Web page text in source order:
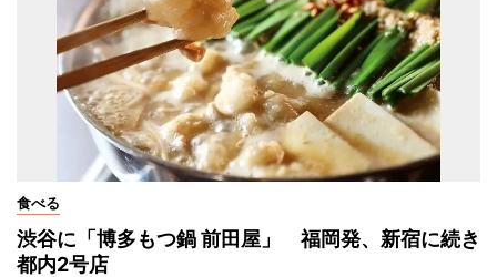
食べる
渋谷に「博多もつ鍋 前田屋」 福岡発、新宿に続き
都内2号店